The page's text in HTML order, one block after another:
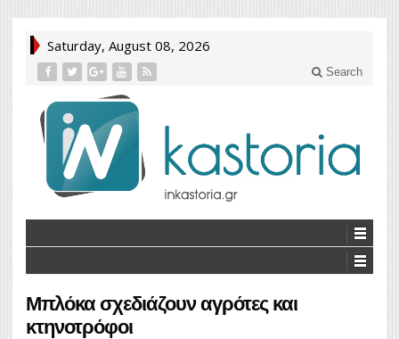
Saturday, August 08, 2026
Search
Μπλόκα σχεδιάζουν αγρότες και
κτηνοτρόφοι